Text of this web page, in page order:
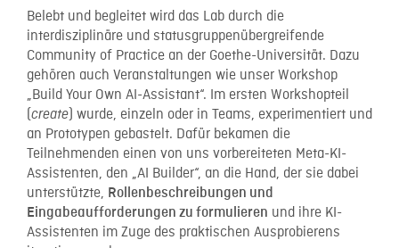
Belebt und begleitet wird das Lab durch die
interdisziplinäre und statusgruppenübergreifende
Community of Practice an der Goethe-Universität. Dazu
gehören auch Veranstaltungen wie unser Workshop
„Build Your Own AI-Assistant“. Im ersten Workshopteil
(create) wurde, einzeln oder in Teams, experimentiert und
an Prototypen gebastelt. Dafür bekamen die
Teilnehmenden einen von uns vorbereiteten Meta-KI-
Assistenten, den „AI Builder“, an die Hand, der sie dabei
unterstützte, Rollenbeschreibungen und
Eingabeaufforderungen zu formulieren und ihre KI-
Assistenten im Zuge des praktischen Ausprobierens